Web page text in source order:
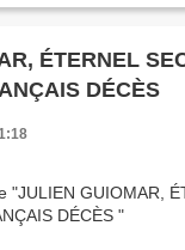
ÉTERNEL
DÉCÈS